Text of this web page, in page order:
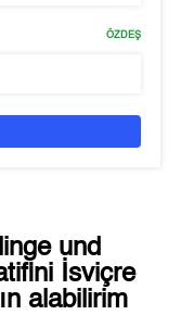
ÖZDEŞ
und
İsviçre
alabilirim